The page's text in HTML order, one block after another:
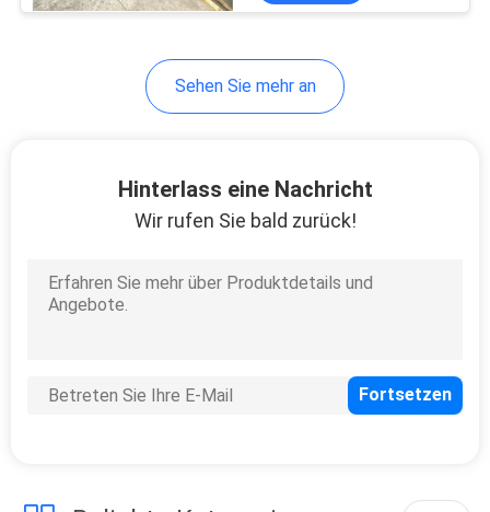
Regler-Bagger
Bewegungsbagger
Sehen Sie mehr an
Hinterlass eine Nachricht
Wir rufen Sie bald zurück!